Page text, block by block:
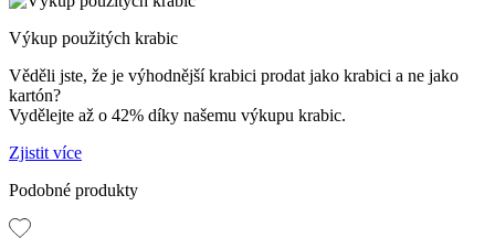
Výkup použitých krabic
Věděli jste, že je výhodnější krabici prodat jako krabici a ne jako
kartón?
Vydělejte až o 42% díky našemu výkupu krabic.
Zjistit více
Podobné produkty